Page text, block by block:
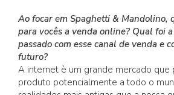
Ao focar em Spaghetti & Mandolino,
para vocês a venda online? Qual foi
passado com esse canal de venda e
futuro?
A internet è um grande mercado que
produto potencialmente a todo o